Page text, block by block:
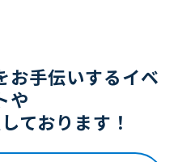
お手伝いするイベ
や
ております！